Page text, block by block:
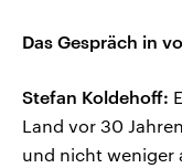
Das Gespräch in
Stefan Koldehoff:
Land vor 30
und nicht weniger